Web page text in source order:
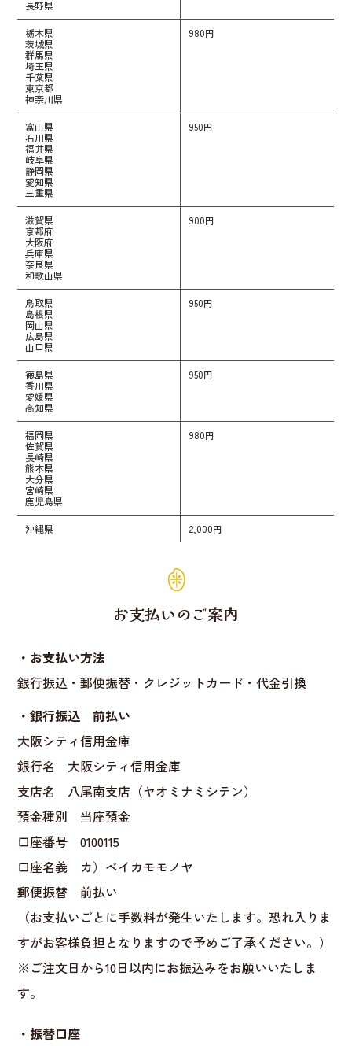
長野県
栃木県
茨城県
群馬県
埼玉県
千葉県
東京都
神奈川県
980円
富山県
石川県
福井県
岐阜県
静岡県
愛知県
三重県
950円
滋賀県
京都府
大阪府
兵庫県
奈良県
和歌山県
900円
鳥取県
島根県
岡山県
広島県
山口県
950円
徳島県
香川県
愛媛県
高知県
950円
福岡県
佐賀県
長崎県
熊本県
大分県
宮崎県
鹿児島県
980円
沖縄県 2,000円
お支払いのご案内
・お支払い方法
銀行振込・郵便振替・クレジットカード・代金引換
・銀行振込 前払い
大阪シティ信用金庫
銀行名 大阪シティ信用金庫
支店名 八尾南支店（ヤオミナミシテン）
預金種別 当座預金
口座番号 0100115
口座名義 カ）ベイカモモノヤ
郵便振替 前払い
（お支払いごとに手数料が発生いたします。恐れ入りま
すがお客様負担となりますので予めご了承ください。）
※ご注文日から10日以内にお振込みをお願いいたしま
す。
・振替口座